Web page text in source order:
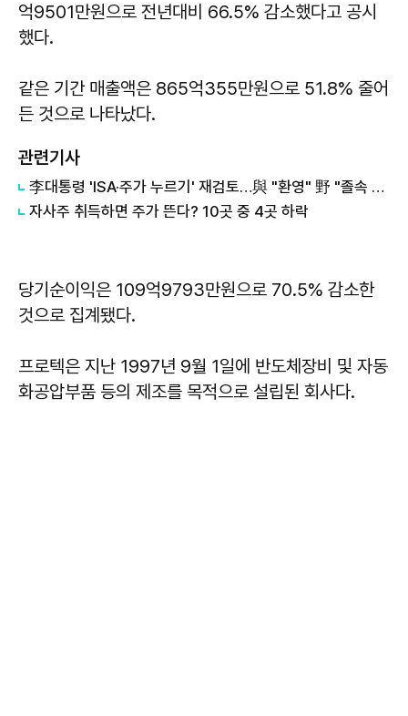
억9501만원으로 전년대비 66.5% 감소했다고 공시
했다.
같은 기간 매출액은 865억355만원으로 51.8% 줄어
든 것으로 나타났다.
관련기사
李대통령 'ISA·주가 누르기' 재검토…與 "환영" 野 "졸속 국정"
자사주 취득하면 주가 뜬다? 10곳 중 4곳 하락
당기순이익은 109억9793만원으로 70.5% 감소한
것으로 집계됐다.
프로텍은 지난 1997년 9월 1일에 반도체장비 및 자동
화공압부품 등의 제조를 목적으로 설립된 회사다.